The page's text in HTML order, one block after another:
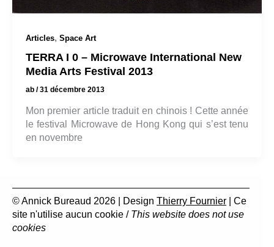
Articles, Space Art
TERRA I 0 – Microwave International New
Media Arts Festival 2013
ab /31 décembre 2013
Mon premier article traduit en chinois ! Cette année
le festival Microwave de Hong Kong qui s’est tenu
en novembre
© Annick Bureaud 2026 | Design Thierry Fournier | Ce
site n'utilise aucun cookie / This website does not use
cookies